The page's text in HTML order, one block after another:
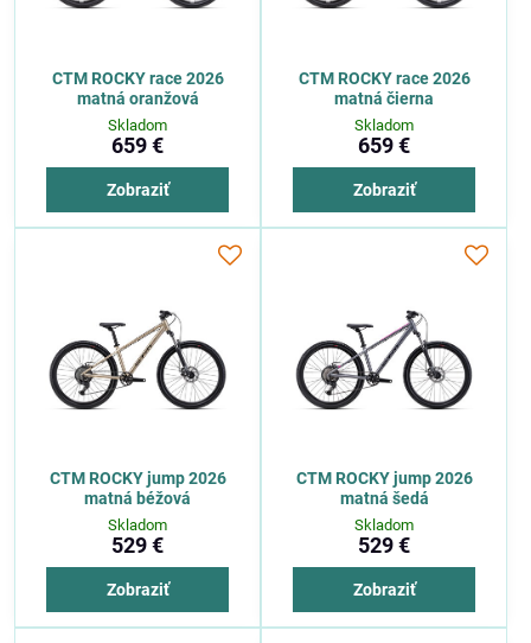
CTM ROCKY race 2026
matná oranžová
Skladom
659 €
Zobraziť
CTM ROCKY race 2026
matná čierna
Skladom
659 €
Zobraziť
CTM ROCKY jump 2026
matná béžová
Skladom
529 €
Zobraziť
CTM ROCKY jump 2026
matná šedá
Skladom
529 €
Zobraziť